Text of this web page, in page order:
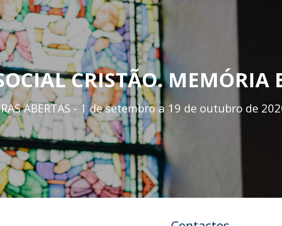
Doutoramento em Teologia
Programa Interuniversitário de Doutoramento em
História
CRISTÃO. MEMÓRIA
ABERTAS - 1 de setembro a 19 de outubro de